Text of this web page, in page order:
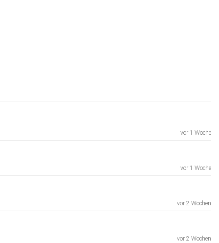
vor 1 Woche
vor 1 Woche
vor 2 Wochen
vor 2 Wochen